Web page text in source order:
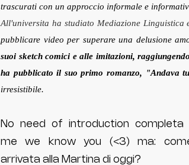
trascurati con un approccio informale e
All'universita ha studiato Mediazione Linguistica
pubblicare video per superare una delusione
suoi sketch comici e alle imitazioni,
ha pubblicato il suo primo romanzo, "Andava
irresistibile.
No need of introduction completa
me we know you (<3) ma:
arrivata alla Martina di oggi?